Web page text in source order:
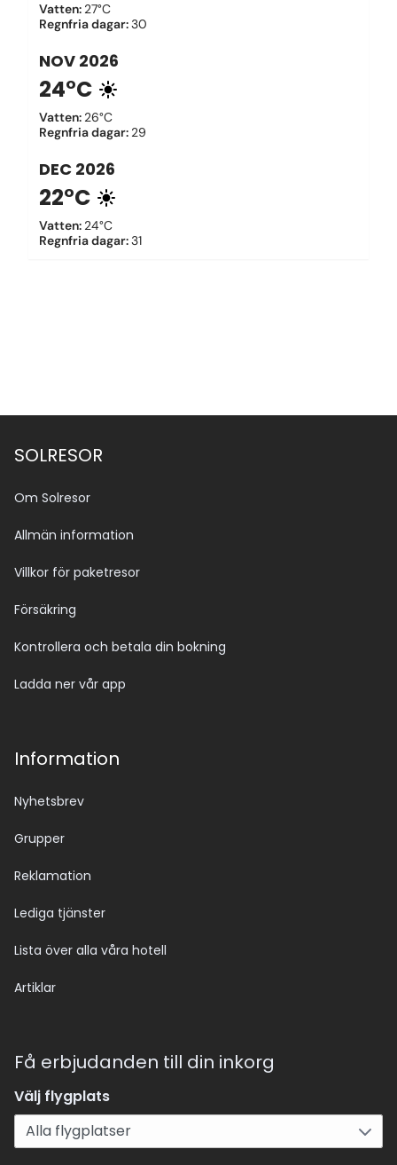
Vatten: 27°C
Regnfria dagar:30
NOV 2026
24°C
Vatten: 26°C
Regnfria dagar: 29
DEC 2026
22°C
Vatten: 24°C
Regnfria dagar:31
SOLRESOR
Om Solresor
Allmän information
Villkor för paketresor
Försäkring
Kontrollera och betala din bokning
Ladda ner vår app
Information
Nyhetsbrev
Grupper
Reklamation
Lediga tjänster
Lista över alla våra hotell
Artiklar
Få erbjudanden till din inkorg
Välj flygplats